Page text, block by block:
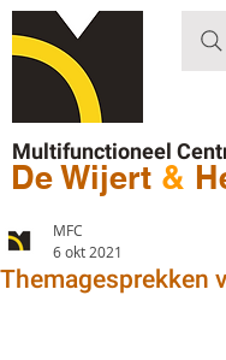
Multifunctioneel
De Wijert &
Themagesprekken
MFC
6 okt 2021